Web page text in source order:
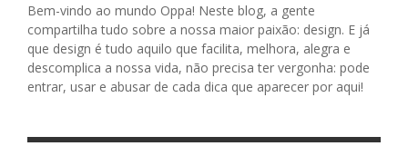
Bem-vindo ao mundo Oppa! Neste blog, a gente
compartilha tudo sobre a nossa maior paixão: design. E já
que design é tudo aquilo que facilita, melhora, alegra e
descomplica a nossa vida, não precisa ter vergonha: pode
entrar, usar e abusar de cada dica que aparecer por aqui!